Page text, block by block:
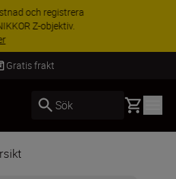
| Få 15 % rabatt på
din utrustning i
Sök Basket